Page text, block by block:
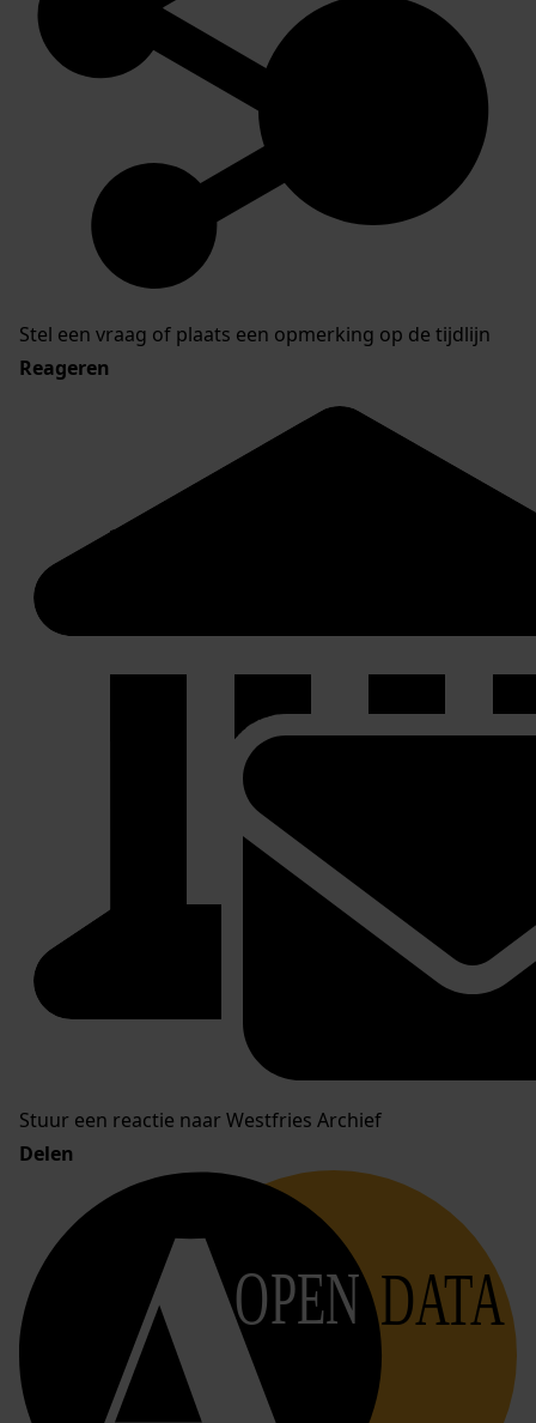
Stel een vraag of plaats een opmerking op de tijdlijn
Reageren
Stuur een reactie naar Westfries Archief
Delen
OPEN DATA